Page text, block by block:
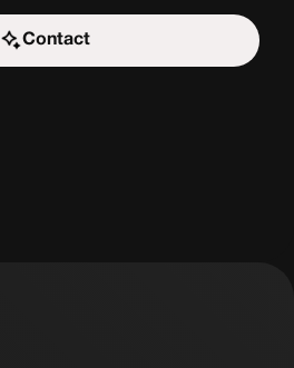
Contact
Start de uitdaging